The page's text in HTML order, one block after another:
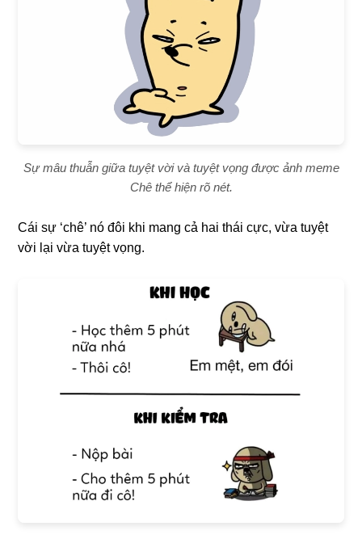
Sự mâu thuẫn giữa tuyệt vời và tuyệt vọng được ảnh meme
Chê thể hiện rõ nét.
Cái sự ‘chê’ nó đôi khi mang cả hai thái cực, vừa tuyệt
vời lại vừa tuyệt vọng.